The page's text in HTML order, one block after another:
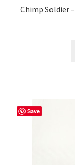
Chimp Soldier
Save